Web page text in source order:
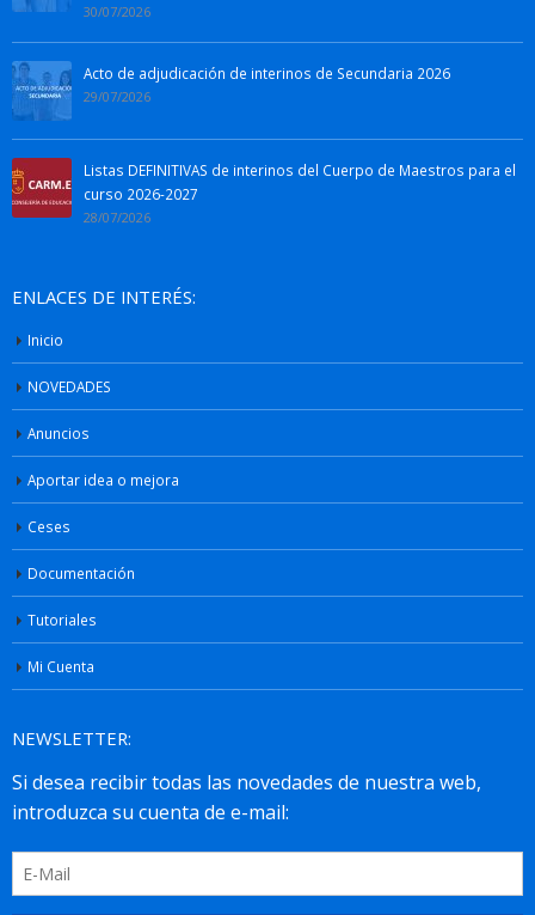
30/07/2026
Acto de adjudicación de interinos de Secundaria 2026
29/07/2026
Listas DEFINITIVAS de interinos del Cuerpo de Maestros para el
curso 2026-2027
28/07/2026
ENLACES DE INTERÉS:
Inicio
NOVEDADES
Anuncios
Aportar idea o mejora
Ceses
Documentación
Tutoriales
Mi Cuenta
NEWSLETTER: